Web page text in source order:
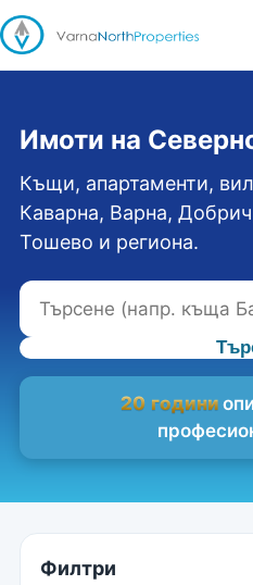
Имоти на
Къщи, апартаменти,
Каварна, Варна,
Тошево и региона.
20 години
Филтри